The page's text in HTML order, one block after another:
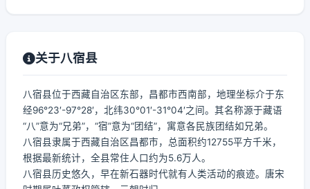
关于八宿县
八宿县位于西藏自治区东部，昌都市西南部，地理坐标介于东
经96°23′-97°28′，北纬30°01′-31°04′之间。其名称源于藏语
“八”意为“兄弟”，“宿”意为“团结”，寓意各民族团结如兄弟。
八宿县隶属于西藏自治区昌都市，总面积约12755平方千米，
根据最新统计，全县常住人口约为5.6万人。
八宿县历史悠久，早在新石器时代就有人类活动的痕迹。唐宋